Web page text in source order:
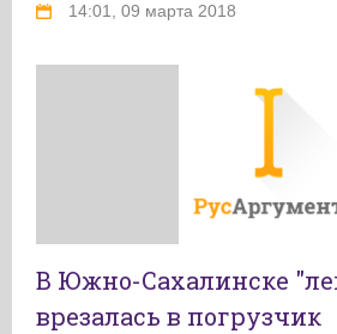
14:01, 09 марта 2018
В Южно-Сахалинске
врезалась в погрузчик